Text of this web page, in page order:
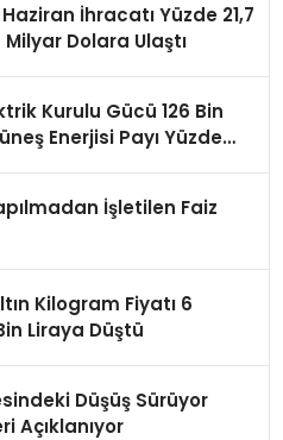
İhracatı Yüzde 21,7
Milyar Dolara Ulaştı
Kurulu Gücü 126 Bin
Enerjisi Payı Yüzde
İşletilen Faiz
Kilogram Fiyatı 6
Liraya Düştü
Düşüş Sürüyor
Açıklanıyor